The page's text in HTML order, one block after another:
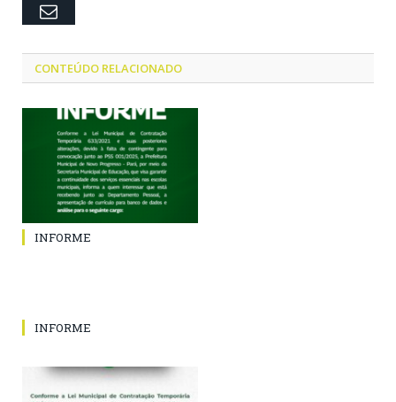
Email
CONTEÚDO RELACIONADO
INFORME
INFORME